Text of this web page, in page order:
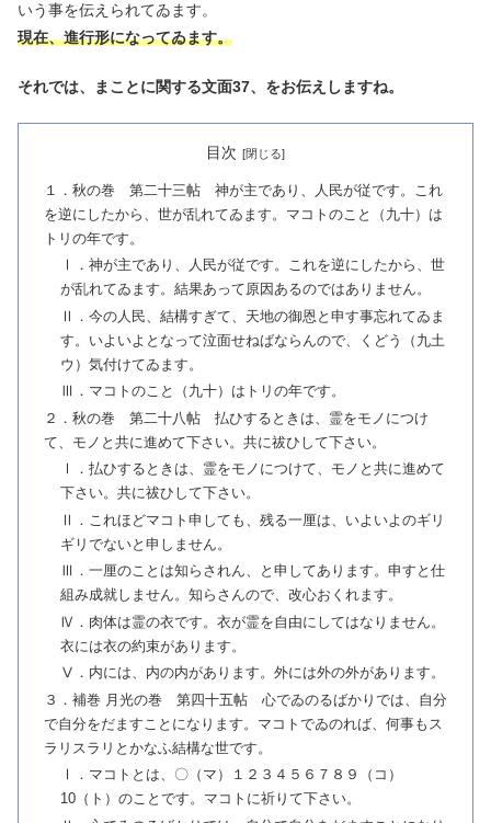
いう事を伝えられてゐます。
現在、進行形になってゐます。
それでは、まことに関する文面37、をお伝えしますね。
目次
１．秋の巻 第二十三帖 神が主であり、人民が従です。これ
を逆にしたから、世が乱れてゐます。マコトのこと（九十）は
トリの年です。
Ⅰ．神が主であり、人民が従です。これを逆にしたから、世
が乱れてゐます。結果あって原因あるのではありません。
Ⅱ．今の人民、結構すぎて、天地の御恩と申す事忘れてゐま
す。いよいよとなって泣面せねばならんので、くどう（九土
ウ）気付けてゐます。
Ⅲ．マコトのこと（九十）はトリの年です。
２．秋の巻 第二十八帖 払ひするときは、霊をモノにつけ
て、モノと共に進めて下さい。共に祓ひして下さい。
Ⅰ．払ひするときは、霊をモノにつけて、モノと共に進めて
下さい。共に祓ひして下さい。
Ⅱ．これほどマコト申しても、残る一厘は、いよいよのギリ
ギリでないと申しません。
Ⅲ．一厘のことは知らされん、と申してあります。申すと仕
組み成就しません。知らさんので、改心おくれます。
Ⅳ．肉体は霊の衣です。衣が霊を自由にしてはなりません。
衣には衣の約束があります。
Ⅴ．内には、内の内があります。外には外の外があります。
３．補巻 月光の巻 第四十五帖 心でゐのるばかりでは、自分
で自分をだますことになります。マコトでゐのれば、何事もス
ラリスラリとかなふ結構な世です。
Ⅰ．マコトとは、〇（マ）１２３４５６７８９（コ）
10（ト）のことです。マコトに祈りて下さい。